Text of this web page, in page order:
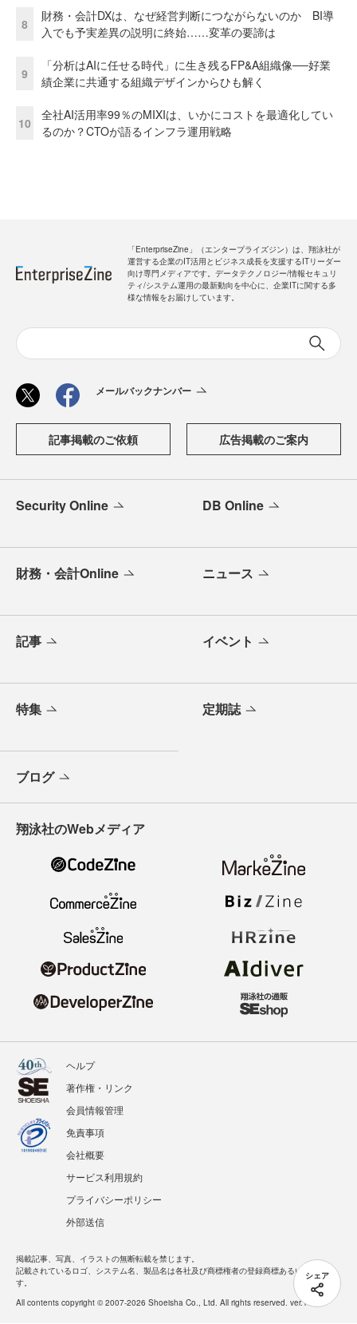
シェア
8
財務・会計DXは、なぜ経営判断につながらないのか BI導
入でも予実差異の説明に終始……変革の要諦は
9
「分析はAIに任せる時代」に生き残るFP&A組織像──好業
績企業に共通する組織デザインからひも解く
10
全社AI活用率99％のMIXIは、いかにコストを最適化してい
るのか？CTOが語るインフラ運用戦略
「EnterpriseZine」（エンタープライズジン）は、翔泳社が
運営する企業のIT活用とビジネス成長を支援するITリーダー
向け専門メディアです。データテクノロジー/情報セキュリ
ティ/システム運用の最新動向を中心に、企業ITに関する多
様な情報をお届けしています。
メールバックナンバー
記事掲載のご依頼 広告掲載のご案内
Security Online DB Online
財務・会計Online ニュース
記事 イベント
特集 定期誌
ブログ
翔泳社のWebメディア
ヘルプ
著作権・リンク
会員情報管理
免責事項
会社概要
サービス利用規約
プライバシーポリシー
外部送信
掲載記事、写真、イラストの無断転載を禁じます。
記載されているロゴ、システム名、製品名は各社及び商標権者の登録商標あるいは商標で
す。
All contents copyright © 2007-2026 Shoeisha Co., Ltd. All rights reserved. ver.1.5